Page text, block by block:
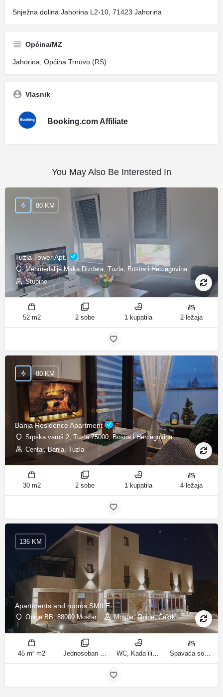
Snježna dolina Jahorina L2-10, 71423 Jahorina
Općina/MZ
Jahorina, Općina Trnovo (RS)
Vlasnik
Booking.com Affiliate
You May Also Be Interested In
Tuzla Tower Apt.
Mehmedalije Maka Dizdara, Tuzla, Bosna i Hercegovina
Stupine
80 KM
52 m2 2 sobe 1 kupatila 2 ležaja
Banja Residence Apartment
Srpska varoš 2, Tuzla 75000, Bosna i Hercegovina
Centar, Banja, Tuzla
80 KM
30 m2 2 sobe 1 kupatila 4 ležaja
Apartments and rooms SMILE
Opine BB, 88000 Mostar Mostar, Opine, Čekrk
136 KM
45 m² m2 Jednosoban stan sobe WC, Kada ili tuš kupatila Spavaća soba 1: 1 francuski bračni krevet | Dnevni boravak: 2 kauča na razvlačenje ležaja